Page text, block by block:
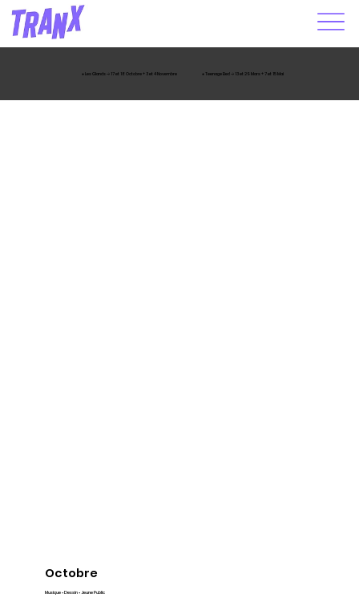
Octobre
Musique • Dessin • Jeune Public
● Les Glands 🡢 17 et 18 Octobre + 3 et 4 Novembre ● Teenage Bed 🡢 13 et 29 Mars + 7 et 15 Mai